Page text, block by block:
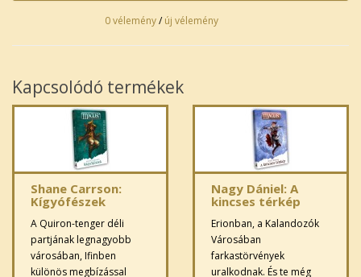
0 vélemény/új vélemény
Kapcsolódó termékek
Shane Carrson:
Kígyófészek
A Quiron-tenger déli
partjának legnagyobb
városában, Ifinben
különös megbízással
Nagy Dániel: A
kincses térkép
Erionban, a Kalandozók
Városában
farkastörvények
uralkodnak. És te még